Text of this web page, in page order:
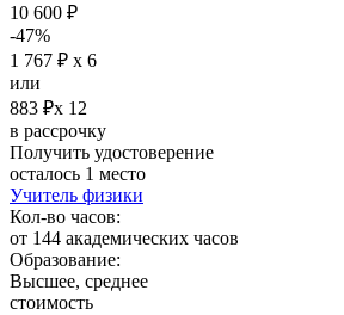
10 600 ₽
-47%
1 767 ₽ х 6
или
883 ₽х 12
в рассрочку
Получить удостоверение
осталось 1 место
Учитель физики
Кол-во часов:
от 144 академических часов
Образование:
Высшее, среднее
стоимость